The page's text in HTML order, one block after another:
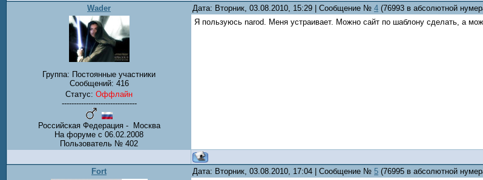
Wader Дата: Вторник, 03.08.2010, 15:29 | Сообщение № 4 (76993 в абсолютной
Группа: Постоянные участники
Сообщений: 416
Статус: Оффлайн
-------------------------------
Российская Федерация - Москва
На форуме с 06.02.2008
Пользователь № 402
Я пользуюсь narod. Меня устраивает. Можно сайт по шаблону сделать, а
Fort Дата: Вторник, 03.08.2010, 17:04 | Сообщение № 5 (76995 в абсолютной